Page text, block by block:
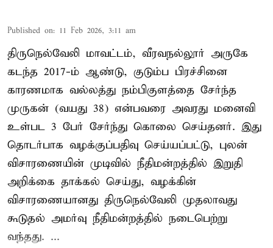
Published on: 11 Feb 2026, 3:11 am
திருநெல்வேலி மாவட்டம், வீரவநல்லூர் அருகே
கடந்த 2017-ம் ஆண்டு, குடும்ப பிரச்சினை
காரணமாக வல்லத்து நம்பிகுளத்தை சேர்ந்த
முருகன் (வயது 38) என்பவரை அவரது மனைவி
உள்பட 3 பேர் சேர்ந்து கொலை செய்தனர். இது
தொடர்பாக வழக்குப்பதிவு செய்யப்பட்டு, புலன்
விசாரணையின் முடிவில் நீதிமன்றத்தில் இறுதி
அறிக்கை தாக்கல் செய்து, வழக்கின்
விசாரணையானது திருநெல்வேலி முதலாவது
கூடுதல் அமர்வு நீதிமன்றத்தில் நடைபெற்று
வந்தது. ...